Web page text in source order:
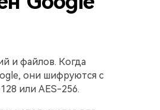
и файлов. Когда
они шифруются с
или AES-256.